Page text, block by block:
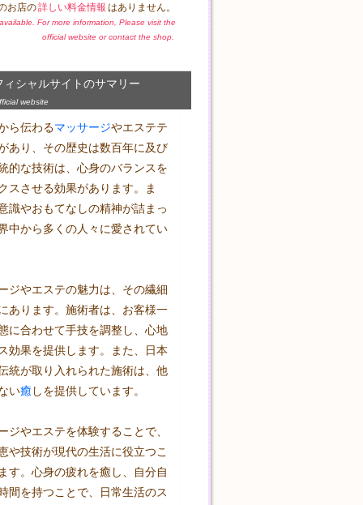
お店の詳しい料金情報 はありません。
For more information, Please visit the
official website or contact the shop.
シャルサイトのサマリー
website
ら伝わるマッサージやエステテ
あり、その歴史は数百年に及び
的な技術は、心身のバランスを
スさせる効果があります。ま
識やおもてなしの精神が詰まっ
中から多くの人々に愛されてい
ジやエステの魅力は、その繊細
あります。施術者は、お客様一
に合わせて手技を調整し、心地
効果を提供します。また、日本
統が取り入れられた施術は、他
い癒 しを提供しています。
ジやエステを体験することで、
や技術が現代の生活に役立つこ
す。心身の疲れを癒し、自分自
間を持つことで、日常生活のス